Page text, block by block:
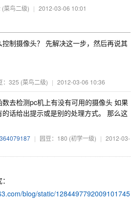
(菜鸟二级) | 2012-03-06 10:01
制摄像头？ 先解决这一步，然后再说其
：325 (菜鸟二级) | 2012-03-06 10:36
去检测pc机上有没有可用的摄像头 如果
话给出提示或是别的处理方式。 那么这
| 园豆：180 (初学一级) | 2012-03-
blog/static/1284497792009101745